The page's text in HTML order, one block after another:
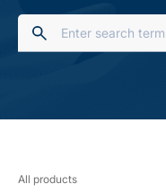
All products